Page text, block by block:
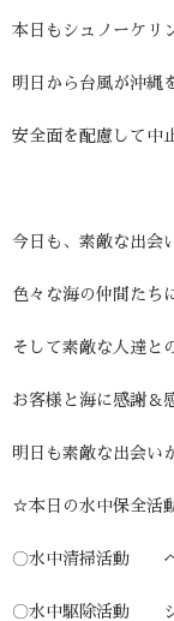
本日もシュノーケリ
明日から台風が沖縄
安全面を配慮して中
今日も、素敵な出会
色々な海の仲間たち
そして素敵な人達と
お客様と海に感謝＆
明日も素敵な出会い
☆本日の水中保全活
〇水中清掃活動 ペ
〇水中駆除活動